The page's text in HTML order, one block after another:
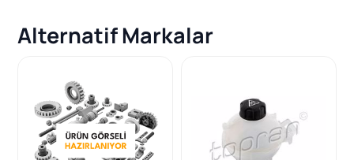
Alternatif Markalar